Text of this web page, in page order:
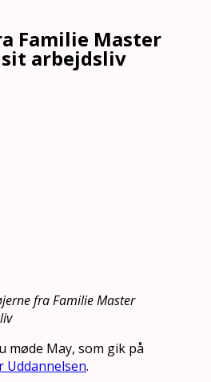
Familie Master
arbejdsliv
fra Familie Master
møde May, som gik på
Uddannelsen.